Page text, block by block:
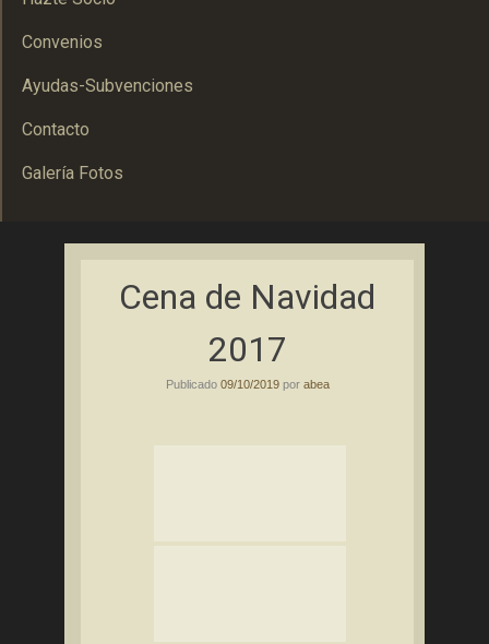
Convenios
Ayudas-Subvenciones
Contacto
Galería Fotos
ABEA
Cena de Navidad
2017
Publicado 09/10/2019por abea